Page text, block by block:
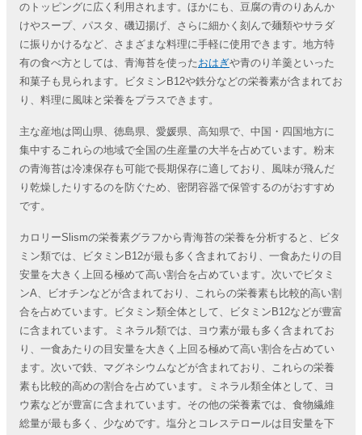
のトッピングに広く利用されます。ほかにも、豆腐の青のりあんか
けやスープ、パスタ、磯辺揚げ、さらに細かく刻んで麺類やサラダ
に振りかけるなど、さまざまな料理に手軽に使用できます。地方特
有の食べ方としては、青海苔を使ったおはぎや青のり羊羹といった
和菓子も見られます。ビタミンB12や鉄分などの栄養素が含まれてお
り、料理に風味と栄養をプラスできます。
主な産地は岡山県、徳島県、愛媛県、高知県で、中国・四国地方に
集中するこれらの地域で全国の生産量の大半を占めています。粉末
の青海苔は冷凍保存も可能で長期保存に適しており、風味が飛んだ
り乾燥したりするのを防ぐため、密閉容器で保管するのがおすすめ
です。
カロリーSlismの栄養素グラフから青海苔の栄養を分析すると、ビタ
ミン類では、ビタミンB12が最も多く含まれており、一食あたりの目
安量を大きく上回る極めて高い割合を占めています。次いでビタミ
ンA、ビオチンなどが含まれており、これらの栄養素も比較的高い割
合を占めています。ビタミン類全体として、ビタミンB12などが豊富
に含まれています。ミネラル類では、ヨウ素が最も多く含まれてお
り、一食あたりの目安量を大きく上回る極めて高い割合を占めてい
ます。次いで鉄、マグネシウムなどが含まれており、これらの栄養
素も比較的高めの割合を占めています。ミネラル類全体として、ヨ
ウ素などが豊富に含まれています。その他の栄養素では、食物繊維
総量が最も多く、少なめです。塩分とコレステロールは目安量を下